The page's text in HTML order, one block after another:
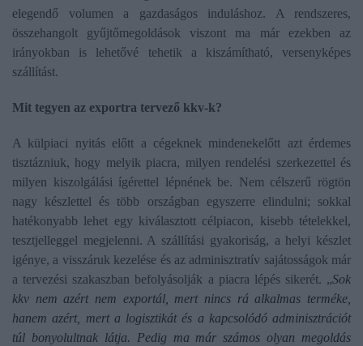
elegendő volumen a gazdaságos induláshoz. A rendszeres,
összehangolt gyűjtőmegoldások viszont ma már ezekben az
irányokban is lehetővé tehetik a kiszámítható, versenyképes
szállítást.
Mit tegyen az exportra tervező kkv-k?
A külpiaci nyitás előtt a cégeknek mindenekelőtt azt érdemes
tisztázniuk, hogy melyik piacra, milyen rendelési szerkezettel és
milyen kiszolgálási ígérettel lépnének be. Nem célszerű rögtön
nagy készlettel és több országban egyszerre elindulni; sokkal
hatékonyabb lehet egy kiválasztott célpiacon, kisebb tételekkel,
tesztjelleggel megjelenni. A szállítási gyakoriság, a helyi készlet
igénye, a visszáruk kezelése és az adminisztratív sajátosságok már
a tervezési szakaszban befolyásolják a piacra lépés sikerét. „Sok
kkv nem azért nem exportál, mert nincs rá alkalmas terméke,
hanem azért, mert a logisztikát és a kapcsolódó adminisztrációt
túl bonyolultnak látja. Pedig ma már számos olyan megoldás